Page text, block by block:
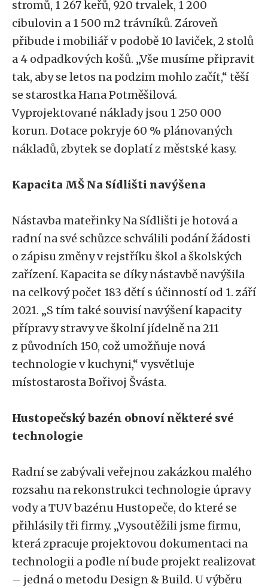
stromů, 1 267 keřů, 920 trvalek, 1 200
cibulovin a 1 500 m2 trávníků. Zároveň
přibude i mobiliář v podobě 10 laviček, 2 stolů
a 4 odpadkových košů. „Vše musíme připravit
tak, aby se letos na podzim mohlo začít,“ těší
se starostka Hana Potměšilová.
Vyprojektované náklady jsou 1 250 000
korun. Dotace pokryje 60 % plánovaných
nákladů, zbytek se doplatí z městské kasy.
Kapacita MŠ Na Sídlišti navýšena
Nástavba mateřinky Na Sídlišti je hotová a
radní na své schůzce schválili podání žádosti
o zápisu změny v rejstříku škol a školských
zařízení. Kapacita se díky nástavbě navýšila
na celkový počet 183 dětí s účinností od 1. září
2021. „S tím také souvisí navýšení kapacity
přípravy stravy ve školní jídelně na 211
z původních 150, což umožňuje nová
technologie v kuchyni,“ vysvětluje
místostarosta Bořivoj Švásta.
Hustopečský bazén obnoví některé své
technologie
Radní se zabývali veřejnou zakázkou malého
rozsahu na rekonstrukci technologie úpravy
vody a TUV bazénu Hustopeče, do které se
přihlásily tři firmy. „Vysoutěžili jsme firmu,
která zpracuje projektovou dokumentaci na
technologii a podle ní bude projekt realizovat
– jedná o metodu Design & Build. U výběru